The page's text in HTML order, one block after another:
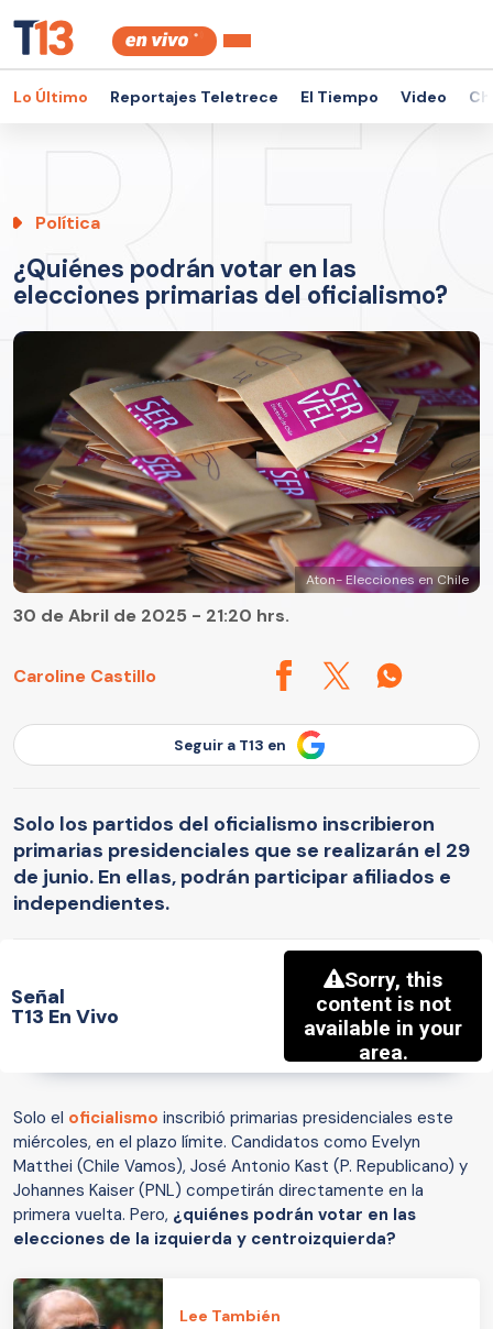
Lo Último Reportajes Teletrece El Tiempo Video
Política
¿Quiénes podrán votar en las
elecciones primarias del oficialismo?
Aton- Elecciones en Chile
Caroline Castillo
30 de Abril de 2025 - 21:20 hrs.
Seguir a T13 en
Solo los partidos del oficialismo inscribieron
primarias presidenciales que se realizarán el 29
de junio. En ellas, podrán participar afiliados e
independientes.
Señal
T13 En Vivo
Solo el oficialismo inscribió primarias presidenciales este
miércoles, en el plazo límite. Candidatos como Evelyn
Matthei (Chile Vamos), José Antonio Kast (P. Republicano) y
Johannes Kaiser (PNL) competirán directamente en la
primera vuelta. Pero, ¿quiénes podrán votar en las
elecciones de la izquierda y centroizquierda?
Lee También